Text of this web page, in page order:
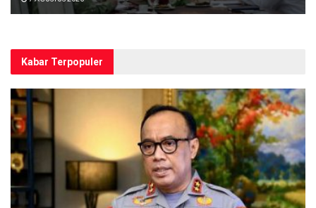
Kabar Terpopuler